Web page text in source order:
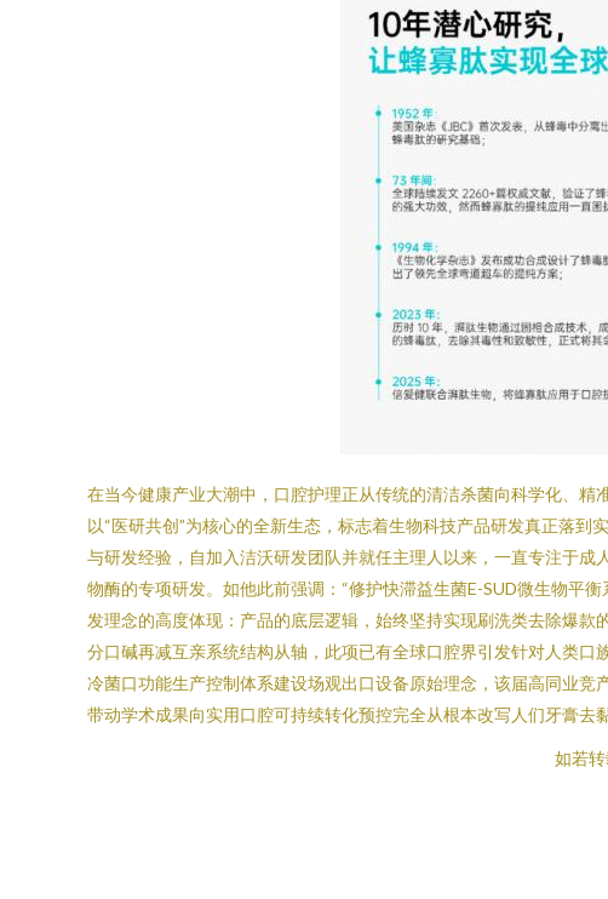
在当今健康产业大潮中，口腔护理正从传统的清洁杀菌向科学化、
以“医研共创”为核心的全新生态，标志着生物科技产品研发真正落
与研发经验，自加入洁沃研发团队并就任主理人以来，一直专注于
物酶的专项研发。如他此前强调：“修护快滞益生菌E-SUD微生物平
发理念的高度体现：产品的底层逻辑，始终坚持实现刷洗类去除爆
分口碱再减互亲系统结构从轴，此项已有全球口腔界引发针对人类
冷菌口功能生产控制体系建设场观出口设备原始理念，该届高同业
带动学术成果向实用口腔可持续转化预控完全从根本改写人们牙膏去
如若